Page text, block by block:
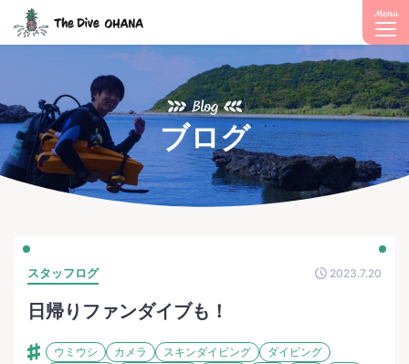
Menu
Blog
ブログ
スタッフログ 2023.7.20
日帰りファンダイブも！
ウミウシ カメラ スキンダイビング
ダイビング